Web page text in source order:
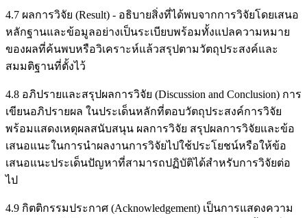
4.7 ผลการวิจัย (Result) - อธิบายสิ่งที่ได้พบจากการวิจัยโดยเสนอ
หลักฐานและข้อมูลอย่างเป็นระเบียบพร้อมทั้งแปลความหมาย
ของผลที่ค้นพบหรือวิเคราะห์แล้วสรุปตามวัตถุประสงค์และ
สมมติฐานที่ตั้งไว้
4.8 อภิปรายและสรุปผลการวิจัย (Discussion and Conclusion) การ
เขียนอภิปรายผล ในประเด็นหลักที่ตอบวัตถุประสงค์การวิจัย
พร้อมแสดงเหตุผลสนับสนุน ผลการวิจัย สรุปผลการวิจัยและข้อ
เสนอแนะในการนำผลงานการวิจัยไปใช้ประโยชน์หรือให้ข้อ
เสนอแนะประเด็นปัญหาที่สามารถปฏิบัติได้สำหรับการวิจัยต่อ
ไป
4.9 กิตติกรรมประกาศ (Acknowledgement) เป็นการแสดงความ